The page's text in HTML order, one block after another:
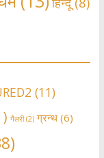
(11)
गैलरी(2) ग्रन्थ(6)